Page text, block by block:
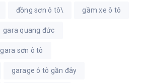
đồng sơn ô tô\ gầm xe ô tô
gara quang đức
gara sơn ô tô
garage ô tô gần đây